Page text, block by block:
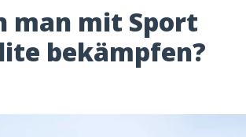
man mit Sport
bekämpfen?